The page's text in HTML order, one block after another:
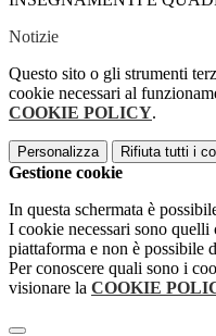
Notizie
Questo sito o gli strumenti
cookie necessari al
COOKIE POLICY.
Personalizza Rifiuta tutti i
Gestione cookie
In questa schermata è
I cookie necessari sono
piattaforma e non è possibile
Per conoscere quali sono i
visionare la COOKIE